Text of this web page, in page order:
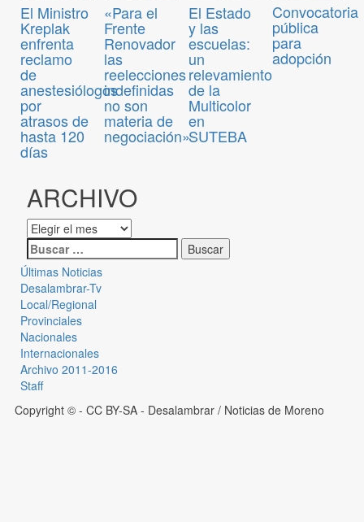
El Ministro
Kreplak
enfrenta
reclamo
de
anestesiólogos
por
atrasos de
hasta 120
días
«Para el
Frente
Renovador
las
reelecciones
indefinidas
no son
materia de
negociación»
El Estado
y las
escuelas:
un
relevamiento
de la
Multicolor
en
SUTEBA
Convocatoria
pública
para
adopción
ARCHIVO
Últimas Noticias
Desalambrar-Tv
Local/Regional
Provinciales
Nacionales
Internacionales
Archivo 2011-2016
Staff
Copyright © - CC BY-SA - Desalambrar / Noticias de Moreno